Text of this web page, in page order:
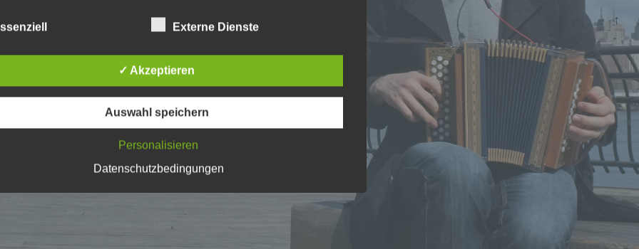
↑
Mittels dieser Datenschutzerklärung möchte
die Öffentlichkeit über Art, Umfang und Zweck der von
Ferner werden betroffene Personen mittels dieser
über die ihnen zustehenden Rechte aufgeklärt.
Maßnahmen umgesetzt, um einen möglichst
Schutz der über diese Internetseite verarbeiteten
Daten sicherzustellen. Dennoch können
Datenübertragungen grundsätzlich Sicherheitslücken
sodass ein absoluter Schutz nicht gewährleistet werden kann.
Daten auch auf alternativen Wegen, beispielsweise
Externe Dienste
✓ Akzeptieren
Auswahl speichern
Personalisieren
Datenschutzbedingungen